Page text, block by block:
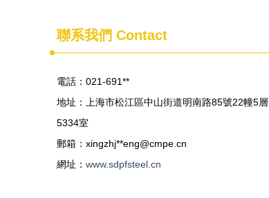
聯系我們 Contact
電話：021-691**
地址：上海市松江區中山街道明南路85號22幢5層
5334室
郵箱：xingzhj**eng@cmpe.cn
網址： www.sdpfsteel.cn